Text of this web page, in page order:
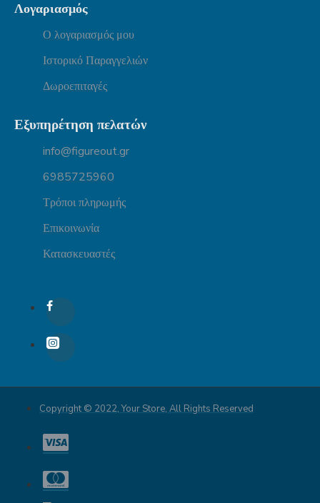
Λογαριασμός
Ο λογαριασμός μου
Ιστορικό Παραγγελιών
Δωροεπιταγές
Εξυπηρέτηση πελατών
info@figureout.gr
6985725960
Τρόποι πληρωμής
Επικοινωνία
Κατασκευαστές
Copyright © 2022, Your Store, All Rights Reserved